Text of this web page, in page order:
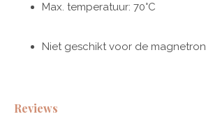
Max. temperatuur: 70°C
Niet geschikt voor de magnetron
Reviews